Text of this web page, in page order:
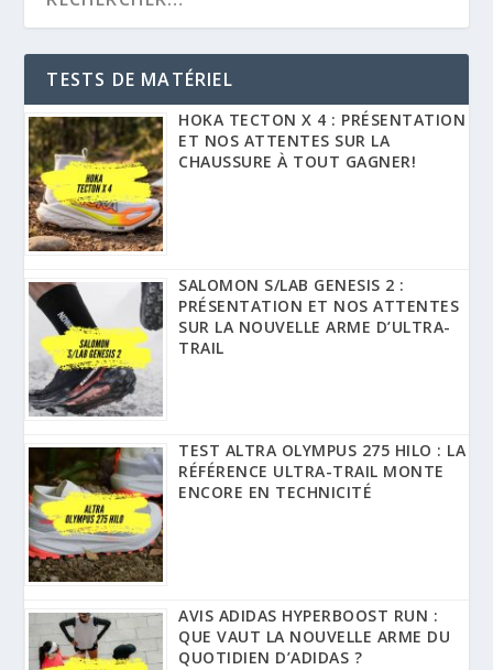
TESTS DE MATÉRIEL
HOKA TECTON X 4 : PRÉSENTATION
ET NOS ATTENTES SUR LA
CHAUSSURE À TOUT GAGNER!
SALOMON S/LAB GENESIS 2 :
PRÉSENTATION ET NOS ATTENTES
SUR LA NOUVELLE ARME D’ULTRA-
TRAIL
TEST ALTRA OLYMPUS 275 HILO : LA
RÉFÉRENCE ULTRA-TRAIL MONTE
ENCORE EN TECHNICITÉ
AVIS ADIDAS HYPERBOOST RUN :
QUE VAUT LA NOUVELLE ARME DU
QUOTIDIEN D’ADIDAS ?